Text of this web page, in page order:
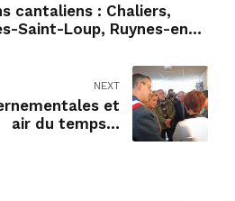
cantaliens : Chaliers,
Saint-Loup, Ruynes-en-
NEXT
et
air du temps…